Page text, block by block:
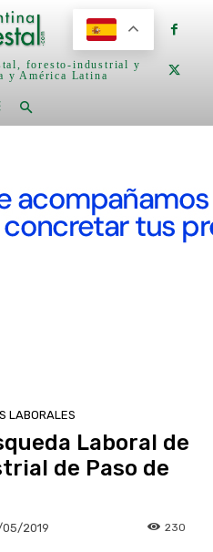
foresto-industrial y
y América Latina
LABORALES
Laboral de
de Paso de
05/2019 230